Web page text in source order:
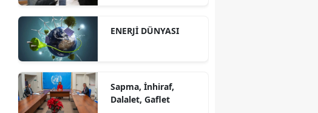
ENERJİ DÜNYASI
Sapma, İnhiraf,
Dalalet, Gaflet